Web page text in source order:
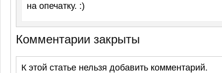
на опечатку. :)
Комментарии закрыты
К этой статье нельзя добавить комментарий.